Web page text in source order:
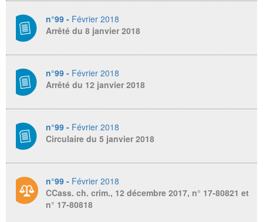
n°99 - Février 2018
Arrêté du 8 janvier 2018
n°99 - Février 2018
Arrêté du 12 janvier 2018
n°99 - Février 2018
Circulaire du 5 janvier 2018
n°99 - Février 2018
CCass. ch. crim., 12 décembre 2017, n° 17-80821 et
n° 17-80818